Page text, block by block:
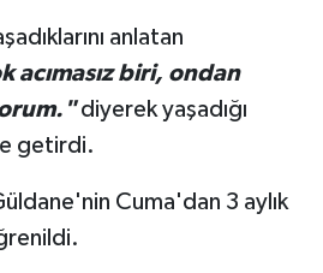
anlatan
acımasız biri, ondan
diyerek yaşadığı
getirdi.
Cuma'dan 3 aylık